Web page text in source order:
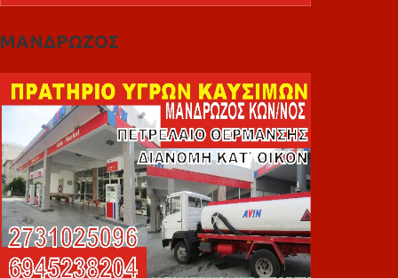
ΜΑΝΔΡΩΖΟΣ